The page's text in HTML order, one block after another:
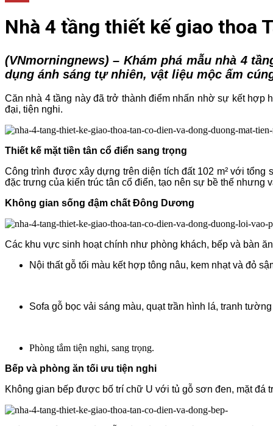
Nhà 4 tầng thiết kế giao thoa
(VNmorningnews) – Khám phá mẫu nhà 4
dụng ánh sáng tự nhiên, vật liệu mộc ấm
Căn nhà 4 tầng này đã trở thành điểm nhấn nhờ sự kết hợp
đại, tiện nghi.
Thiết kế mặt tiền tân cổ điển sang trọng
Công trình được xây dựng trên diện tích đất 102 m² với tổng
đặc trưng của kiến trúc tân cổ điển, tạo nên sự bề thế nhưng
Không gian sống đậm chất Đông Dương
Các khu vực sinh hoạt chính như phòng khách, bếp và bàn
Nội thất gỗ tối màu kết hợp tông nâu, kem nhạt và đỏ
Sofa gỗ bọc vải sáng màu, quạt trần hình lá, tranh
Phòng tắm tiện nghi, sang trọng.
Bếp và phòng ăn tối ưu tiện nghi
Không gian bếp được bố trí chữ U với tủ gỗ sơn đen, mặt